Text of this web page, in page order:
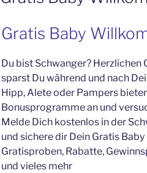
Gratis Baby
Du bist Schwanger?
sparst Du während und nach
Hipp, Alete oder Pampers
Bonusprogramme an und
Melde Dich kostenlos in der
und sichere dir Dein Gratis
Gratisproben, Rabatte,
und vieles mehr